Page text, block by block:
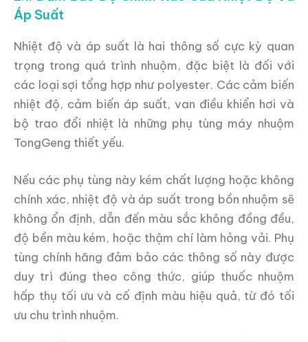
Áp Suất
Nhiệt độ và áp suất là hai thông số cực kỳ quan
trọng trong quá trình nhuộm, đặc biệt là đối với
các loại sợi tổng hợp như polyester. Các cảm biến
nhiệt độ, cảm biến áp suất, van điều khiển hơi và
bộ trao đổi nhiệt là những phụ tùng máy nhuộm
TongGeng thiết yếu.
Nếu các phụ tùng này kém chất lượng hoặc không
chính xác, nhiệt độ và áp suất trong bồn nhuộm sẽ
không ổn định, dẫn đến màu sắc không đồng đều,
độ bền màu kém, hoặc thậm chí làm hỏng vải. Phụ
tùng chính hãng đảm bảo các thông số này được
duy trì đúng theo công thức, giúp thuốc nhuộm
hấp thụ tối ưu và cố định màu hiệu quả, từ đó tối
ưu chu trình nhuộm.